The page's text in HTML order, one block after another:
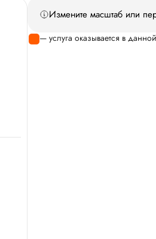
Измените масштаб или
— услуга оказывается в